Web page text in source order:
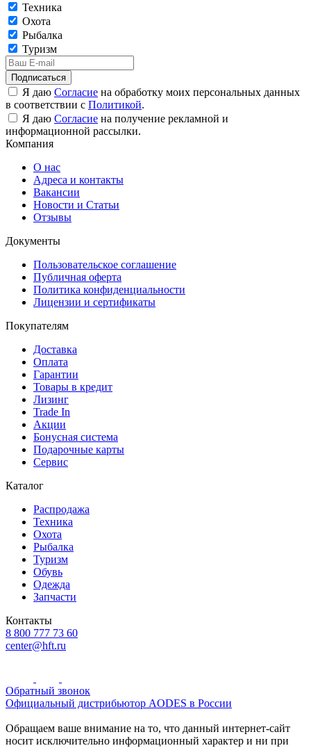
Техника
Охота
Рыбалка
Туризм
Подписаться
Я даю Согласие на обработку моих персональных данных
в соответствии с Политикой.
Я даю Согласие на получение рекламной и
информационной рассылки.
Компания
О нас
Адреса и контакты
Вакансии
Новости и Статьи
Отзывы
Документы
Пользовательское соглашение
Публичная оферта
Политика конфиденциальности
Лицензии и сертификаты
Покупателям
Доставка
Оплата
Гарантии
Товары в кредит
Лизинг
Trade In
Акции
Бонусная система
Подарочные карты
Сервис
Каталог
Распродажа
Техника
Охота
Рыбалка
Туризм
Обувь
Одежда
Запчасти
Контакты
8 800 777 73 60
center@hft.ru
Обратный звонок
Официальный дистрибьютор AODES в России
Обращаем ваше внимание на то, что данный интернет-сайт
носит исключительно информационный характер и ни при